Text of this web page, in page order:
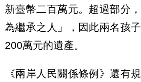
新臺幣二百萬元。超過部分
為繼承之人」，因此兩名孩
200萬元的遺產。
《兩岸人民關係條例》還有